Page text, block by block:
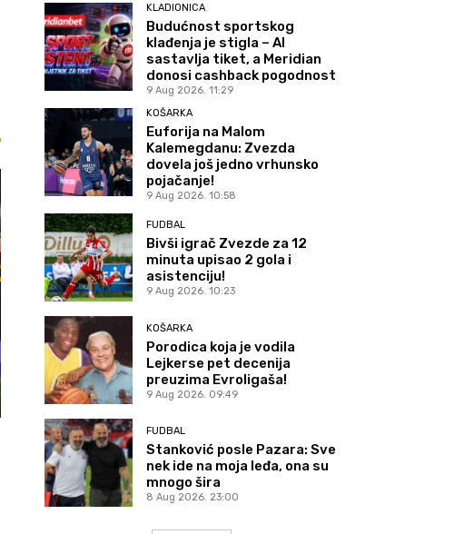
KLADIONICA
Budućnost sportskog
klađenja je stigla – AI
sastavlja tiket, a Meridian
donosi cashback pogodnost
9 Aug 2026. 11:29
KOŠARKA
Euforija na Malom
Kalemegdanu: Zvezda
dovela još jedno vrhunsko
pojačanje!
9 Aug 2026. 10:58
FUDBAL
Bivši igrač Zvezde za 12
minuta upisao 2 gola i
asistenciju!
9 Aug 2026. 10:23
KOŠARKA
Porodica koja je vodila
Lejkerse pet decenija
preuzima Evroligaša!
9 Aug 2026. 09:49
FUDBAL
Stanković posle Pazara: Sve
nek ide na moja leđa, ona su
mnogo šira
8 Aug 2026. 23:00